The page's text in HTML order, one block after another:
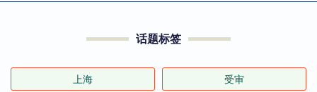
话题标签
上海 受审